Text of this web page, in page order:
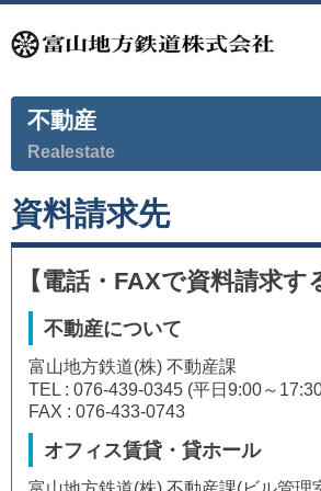
不動産
Realestate
資料請求先
【電話・FAXで資料請求す
不動産について
富山地方鉄道(株) 不動産課
TEL : 076-439-0345 (平日9:00～
FAX : 076-433-0743
オフィス賃貸・貸ホール